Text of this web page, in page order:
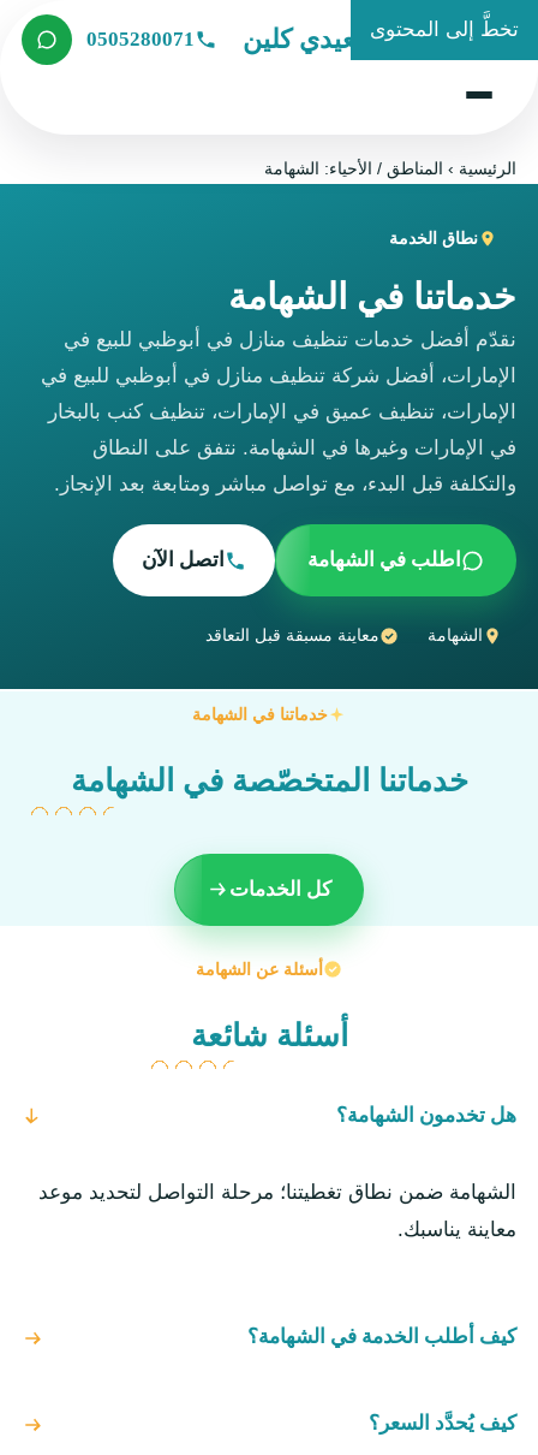
تخطَّ إلى المحتوى
شركة الصعيدي كلين 0505280071
الرئيسية ›المناطق / الأحياء: الشهامة
نطاق الخدمة
خدماتنا في الشهامة
نقدّم أفضل خدمات تنظيف منازل في أبوظبي للبيع في
الإمارات، أفضل شركة تنظيف منازل في أبوظبي للبيع في
الإمارات، تنظيف عميق في الإمارات، تنظيف كنب بالبخار
في الإمارات وغيرها في الشهامة. نتفق على النطاق
والتكلفة قبل البدء، مع تواصل مباشر ومتابعة بعد الإنجاز.
اطلب في الشهامة اتصل الآن
الشهامة معاينة مسبقة قبل التعاقد
خدماتنا في الشهامة
خدماتنا المتخصّصة في الشهامة
كل الخدمات
أسئلة عن الشهامة
أسئلة شائعة
هل تخدمون الشهامة؟
الشهامة ضمن نطاق تغطيتنا؛ مرحلة التواصل لتحديد موعد
معاينة يناسبك.
كيف أطلب الخدمة في الشهامة؟
كيف يُحدَّد السعر؟